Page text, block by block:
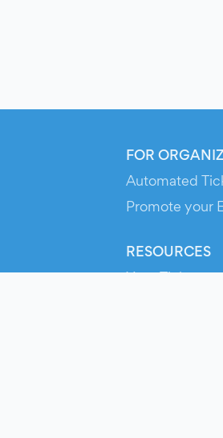
FOR
Automated
Promote your
RESOURCES
Your Tickets